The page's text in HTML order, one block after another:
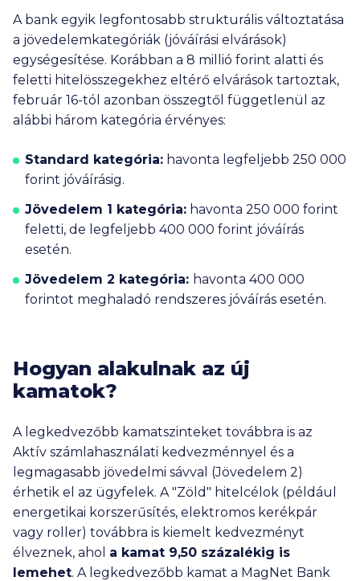
A bank egyik legfontosabb strukturális változtatása
a jövedelemkategóriák (jóváírási elvárások)
egységesítése. Korábban a 8 millió forint alatti és
feletti hitelösszegekhez eltérő elvárások tartoztak,
február 16-tól azonban összegtől függetlenül az
alábbi három kategória érvényes:
Standard kategória: havonta legfeljebb 250 000
forint jóváírásig.
Jövedelem 1 kategória: havonta 250 000 forint
feletti, de legfeljebb 400 000 forint jóváírás
esetén.
Jövedelem 2 kategória: havonta 400 000
forintot meghaladó rendszeres jóváírás esetén.
Hogyan alakulnak az új
kamatok?
A legkedvezőbb kamatszinteket továbbra is az
Aktív számlahasználati kedvezménnyel és a
legmagasabb jövedelmi sávval (Jövedelem 2)
érhetik el az ügyfelek. A "Zöld" hitelcélok (például
energetikai korszerűsítés, elektromos kerékpár
vagy roller) továbbra is kiemelt kedvezményt
élveznek, ahol a kamat 9,50 százalékig is
lemehet. A legkedvezőbb kamat a MagNet Bank